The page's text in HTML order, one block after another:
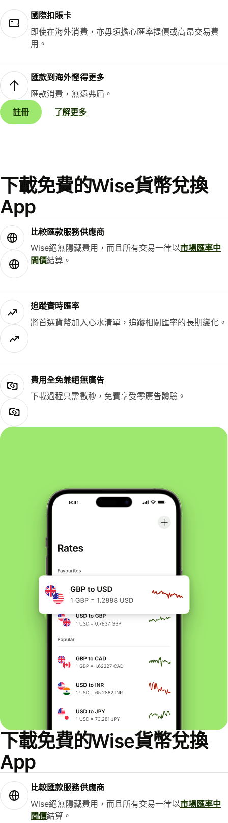
國際扣賬卡
即使在海外消費，亦毋須擔心匯率提價或高昂交易費
用。
匯款到海外慳得更多
匯款消費，無遠弗屆。
註冊
了解更多
下載免費的Wise貨幣兌換
App
比較匯款服務供應商
Wise絕無隱藏費用，而且所有交易一律以市場匯率中
間價結算。
追蹤實時匯率
將首選貨幣加入心水清單，追蹤相關匯率的長期變化。
費用全免兼絕無廣告
下載過程只需數秒，免費享受零廣告體驗。
下載免費的Wise貨幣兌換
App
比較匯款服務供應商
Wise絕無隱藏費用，而且所有交易一律以市場匯率中
間價結算。